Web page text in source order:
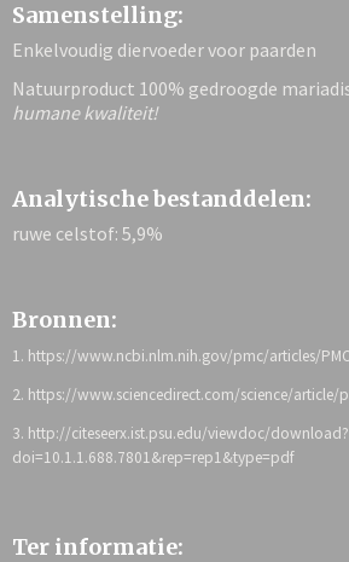
Samenstelling:
Enkelvoudig diervoeder voor paarden
Natuurproduct 100% gedroogde
humane kwaliteit!
Analytische bestanddelen:
ruwe celstof: 5,9%
Bronnen:
1. https://www.ncbi.nlm.nih.gov/pmc/articles/
2. https://www.sciencedirect.com/science/article/
3. http://citeseerx.ist.psu.edu/viewdoc/download?
doi=10.1.1.688.7801&rep=rep1&type=pdf
Ter informatie: